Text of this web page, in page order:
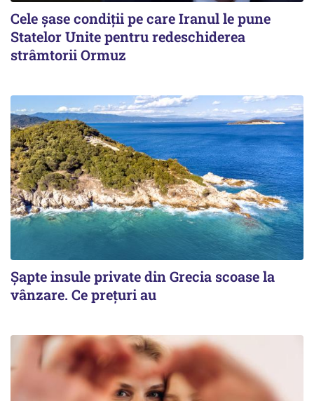
Cele șase condiții pe care Iranul le pune
Statelor Unite pentru redeschiderea
strâmtorii Ormuz
Șapte insule private din Grecia scoase la
vânzare. Ce prețuri au